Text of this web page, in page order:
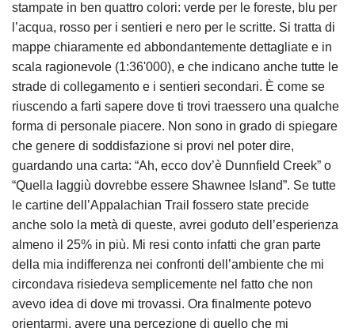
stampate in ben quattro colori: verde per le foreste, blu per
l’acqua, rosso per i sentieri e nero per le scritte. Si tratta di
mappe chiaramente ed abbondantemente dettagliate e in
scala ragionevole (1:36'000), e che indicano anche tutte le
strade di collegamento e i sentieri secondari. È come se
riuscendo a farti sapere dove ti trovi traessero una qualche
forma di personale piacere. Non sono in grado di spiegare
che genere di soddisfazione si provi nel poter dire,
guardando una carta: “Ah, ecco dov’è Dunnfield Creek” o
“Quella laggiù dovrebbe essere Shawnee Island”. Se tutte
le cartine dell’Appalachian Trail fossero state precide
anche solo la metà di queste, avrei goduto dell’esperienza
almeno il 25% in più. Mi resi conto infatti che gran parte
della mia indifferenza nei confronti dell’ambiente che mi
circondava risiedeva semplicemente nel fatto che non
avevo idea di dove mi trovassi. Ora finalmente potevo
orientarmi, avere una percezione di quello che mi